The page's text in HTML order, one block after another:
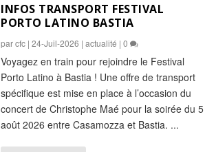
INFOS TRANSPORT FESTIVAL
PORTO LATINO BASTIA
parcfc |24-Juil-2026 |actualité |0
Voyagez en train pour rejoindre le Festival
Porto Latino à Bastia ! Une offre de transport
spécifique est mise en place à l’occasion du
concert de Christophe Maé pour la soirée du 5
août 2026 entre Casamozza et Bastia. ...